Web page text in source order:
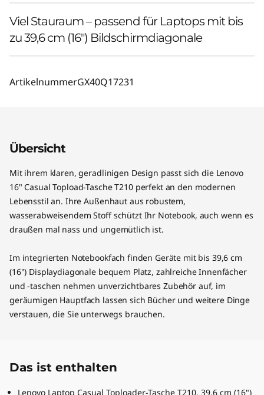
Viel Stauraum – passend für Laptops mit bis
zu 39,6 cm (16") Bildschirmdiagonale
ArtikelnummerGX40Q17231
Übersicht
Mit ihrem klaren, geradlinigen Design passt sich die Lenovo
16" Casual Topload-Tasche T210 perfekt an den modernen
Lebensstil an. Ihre Außenhaut aus robustem,
wasserabweisendem Stoff schützt Ihr Notebook, auch wenn es
draußen mal nass und ungemütlich ist.
Im integrierten Notebookfach finden Geräte mit bis 39,6 cm
(16") Displaydiagonale bequem Platz, zahlreiche Innenfächer
und -taschen nehmen unverzichtbares Zubehör auf, im
geräumigen Hauptfach lassen sich Bücher und weitere Dinge
verstauen, die Sie unterwegs brauchen.
Das ist enthalten
Lenovo Laptop Casual Toploader-Tasche T210, 39,6 cm (16")